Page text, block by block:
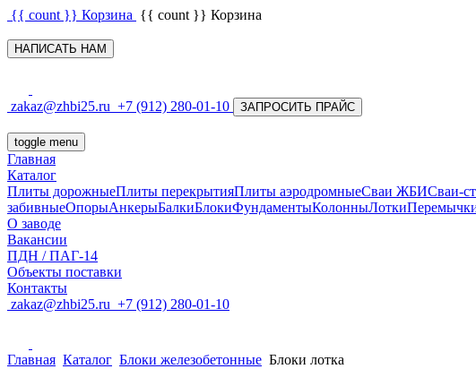
{{ count }} Корзина {{ count }} Корзина
НАПИСАТЬ НАМ
zakaz@zhbi25.ru +7 (912) 280-01-10 ЗАПРОСИТЬ ПРАЙС
toggle menu
Главная
Каталог
Плиты дорожныеПлиты перекрытияПлиты аэродромныеСваи ЖБИСваи-
забивныеОпорыАнкерыБалкиБлокиФундаментыКолонныЛотки
О заводе
Вакансии
ПДН / ПАГ-14
Объекты поставки
Контакты
zakaz@zhbi25.ru +7 (912) 280-01-10
Главная Каталог Блоки железобетонные Блоки лотка